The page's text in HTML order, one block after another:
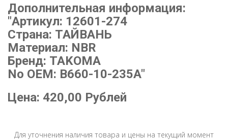
Дополнительная информация:
"Артикул: 12601-274
Страна: ТАЙВАНЬ
Материал: NBR
Бренд: TAKOMA
No OEM: B660-10-235A"
Цена: 420,00 Рублей
Для уточнения наличия товара и цены на текущий момент